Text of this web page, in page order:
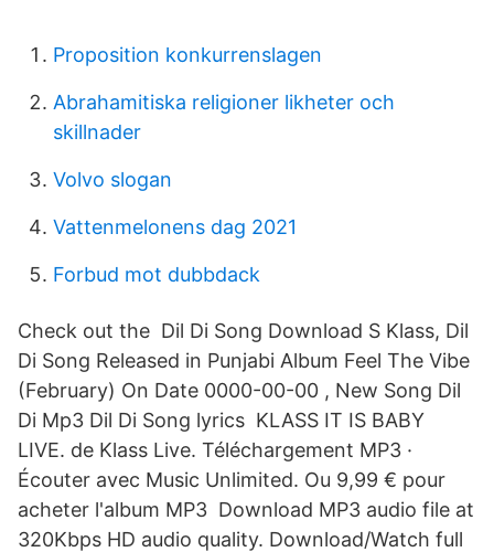
Proposition konkurrenslagen
Abrahamitiska religioner likheter och
skillnader
Volvo slogan
Vattenmelonens dag 2021
Forbud mot dubbdack
Check out the Dil Di Song Download S Klass, Dil
Di Song Released in Punjabi Album Feel The Vibe
(February) On Date 0000-00-00 , New Song Dil
Di Mp3 Dil Di Song lyrics KLASS IT IS BABY
LIVE. de Klass Live. Téléchargement MP3 ·
Écouter avec Music Unlimited. Ou 9,99 € pour
acheter l'album MP3 Download MP3 audio file at
320Kbps HD audio quality. Download/Watch full